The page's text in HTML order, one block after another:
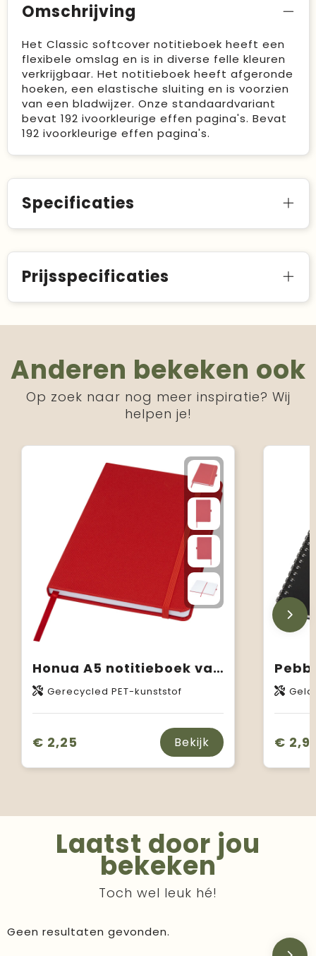
Omschrijving
Het Classic softcover notitieboek heeft een
flexibele omslag en is in diverse felle kleuren
verkrijgbaar. Het notitieboek heeft afgeronde
hoeken, een elastische sluiting en is voorzien
van een bladwijzer. Onze standaardvariant
bevat 192 ivoorkleurige effen pagina's. Bevat
192 ivoorkleurige effen pagina's.
Specificaties
Prijsspecificaties
Anderen bekeken ook
Op zoek naar nog meer inspiratie? Wij
helpen je!
Honua A5 notitieboek van gerecycled papier met gerecyclede PET cover
Gerecycled PET-kunststof
€ 2,25 Bekijk €
Laatst door jou
bekeken
Toch wel leuk hé!
Geen resultaten gevonden.